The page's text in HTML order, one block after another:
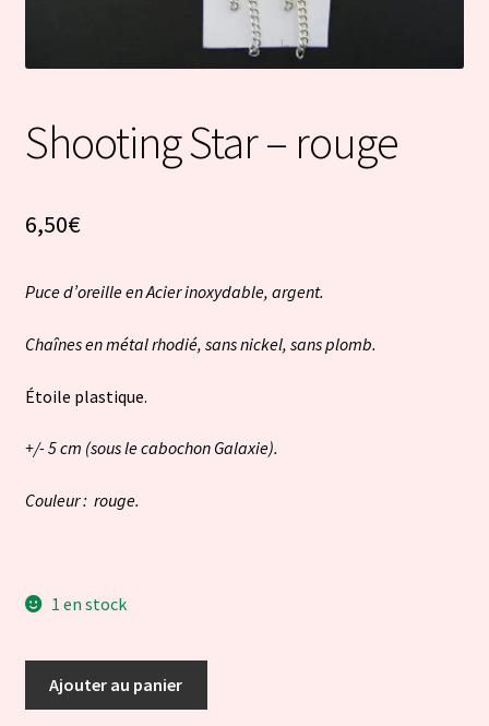
Shooting Star – rouge
6,50€
Puce d’oreille en Acier inoxydable, argent.
Chaînes en métal rhodié, sans nickel, sans plomb.
Étoile plastique.
+/- 5 cm (sous le cabochon Galaxie).
Couleur : rouge.
1 en stock
Ajouter au panier